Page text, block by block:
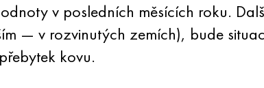
v posledních měsících roku.
— v rozvinutých zemích), bude
kovu.